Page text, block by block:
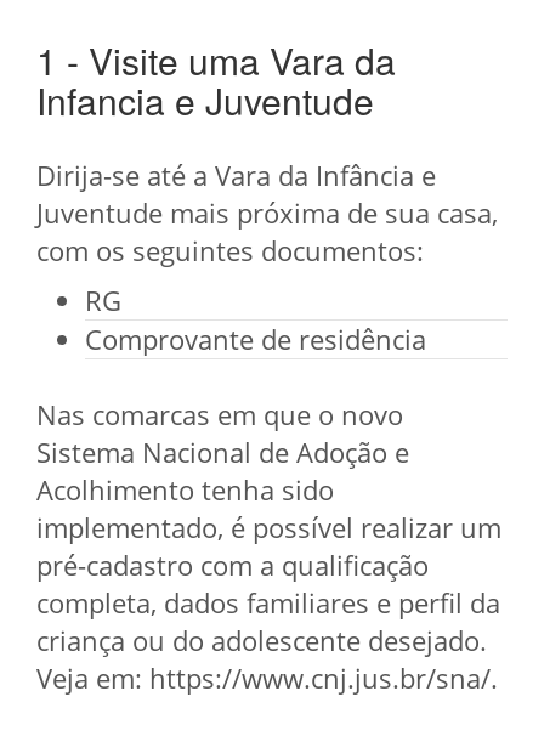
1 - Visite uma Vara da
Infancia e Juventude
Dirija-se até a Vara da Infância e
Juventude mais próxima de sua casa,
com os seguintes documentos:
RG
Comprovante de residência
Nas comarcas em que o novo
Sistema Nacional de Adoção e
Acolhimento tenha sido
implementado, é possível realizar um
pré-cadastro com a qualificação
completa, dados familiares e perfil da
criança ou do adolescente desejado.
Veja em: https://www.cnj.jus.br/sna/.